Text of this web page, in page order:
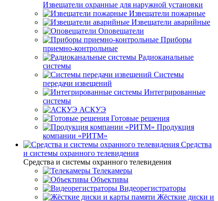
Извещатели охранные для наружной установки
Извещатели пожарные
Извещатели аварийные
Оповещатели
Приборы
приемно-контрольные
Радиоканальные
системы
Системы
передачи извещений
Интегрированные
системы
АСКУЭ
Готовые решения
Продукция
компании «РИТМ»
Средства
и системы охранного телевидения
Средства и системы охранного телевидения
Телекамеры
Объективы
Видеорегистраторы
Жёсткие диски и